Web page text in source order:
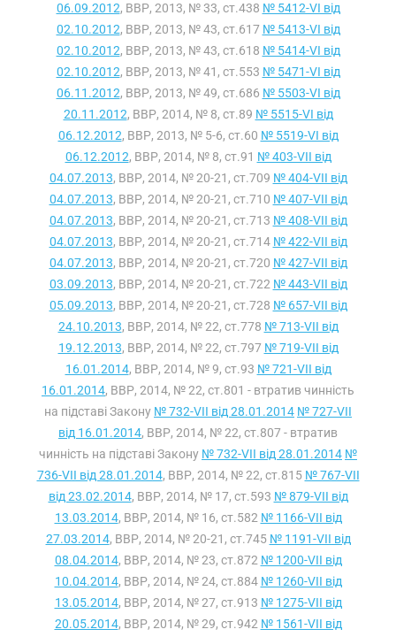
06.09.2012, ВВР, 2013, № 33, ст.438 № 5412-VI від
02.10.2012, ВВР, 2013, № 43, ст.617 № 5413-VI від
02.10.2012, ВВР, 2013, № 43, ст.618 № 5414-VI від
02.10.2012, ВВР, 2013, № 41, ст.553 № 5471-VI від
06.11.2012, ВВР, 2013, № 49, ст.686 № 5503-VI від
20.11.2012, ВВР, 2014, № 8, ст.89 № 5515-VI від
06.12.2012, ВВР, 2013, № 5-6, ст.60 № 5519-VI від
06.12.2012, ВВР, 2014, № 8, ст.91 № 403-VII від
04.07.2013, ВВР, 2014, № 20-21, ст.709 № 404-VII від
04.07.2013, ВВР, 2014, № 20-21, ст.710 № 407-VII від
04.07.2013, ВВР, 2014, № 20-21, ст.713 № 408-VII від
04.07.2013, ВВР, 2014, № 20-21, ст.714 № 422-VII від
04.07.2013, ВВР, 2014, № 20-21, ст.720 № 427-VII від
03.09.2013, ВВР, 2014, № 20-21, ст.722 № 443-VII від
05.09.2013, ВВР, 2014, № 20-21, ст.728 № 657-VII від
24.10.2013, ВВР, 2014, № 22, ст.778 № 713-VII від
19.12.2013, ВВР, 2014, № 22, ст.797 № 719-VII від
16.01.2014, ВВР, 2014, № 9, ст.93 № 721-VII від
16.01.2014, ВВР, 2014, № 22, ст.801 - втратив чинність
на підставі Закону № 732-VII від 28.01.2014 № 727-VII
від 16.01.2014, ВВР, 2014, № 22, ст.807 - втратив
чинність на підставі Закону № 732-VII від 28.01.2014 №
736-VII від 28.01.2014, ВВР, 2014, № 22, ст.815 № 767-VII
від 23.02.2014, ВВР, 2014, № 17, ст.593 № 879-VII від
13.03.2014, ВВР, 2014, № 16, ст.582 № 1166-VII від
27.03.2014, ВВР, 2014, № 20-21, ст.745 № 1191-VII від
08.04.2014, ВВР, 2014, № 23, ст.872 № 1200-VII від
10.04.2014, ВВР, 2014, № 24, ст.884 № 1260-VII від
13.05.2014, ВВР, 2014, № 27, ст.913 № 1275-VII від
20.05.2014, ВВР, 2014, № 29, ст.942 № 1561-VII від